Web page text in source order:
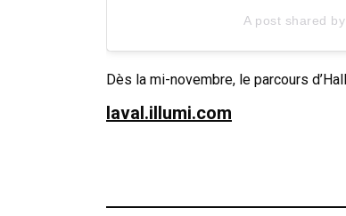
A post shared
Dès la mi-novembre, le parcours
laval.illumi.com